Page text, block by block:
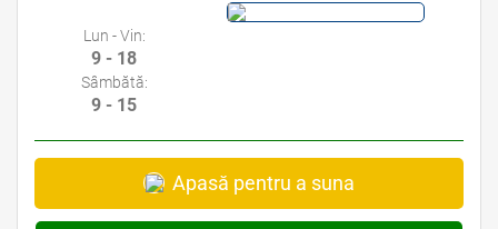
Lun - Vin:
9 - 18
Sâmbătă:
9 - 15
Apasă pentru a suna